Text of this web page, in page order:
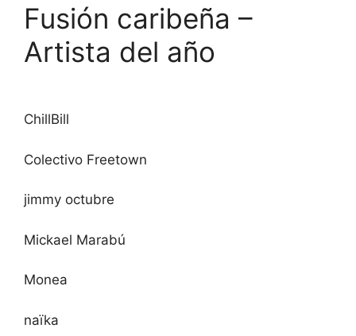
Fusión caribeña –
Artista del año
ChillBill
Colectivo Freetown
jimmy octubre
Mickael Marabú
Monea
naïka